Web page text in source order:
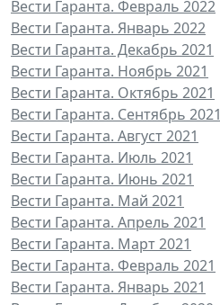
Вести Гаранта. Февраль 2022
Вести Гаранта. Январь 2022
Вести Гаранта. Декабрь 2021
Вести Гаранта. Ноябрь 2021
Вести Гаранта. Октябрь 2021
Вести Гаранта. Сентябрь 2021
Вести Гаранта. Август 2021
Вести Гаранта. Июль 2021
Вести Гаранта. Июнь 2021
Вести Гаранта. Май 2021
Вести Гаранта. Апрель 2021
Вести Гаранта. Март 2021
Вести Гаранта. Февраль 2021
Вести Гаранта. Январь 2021